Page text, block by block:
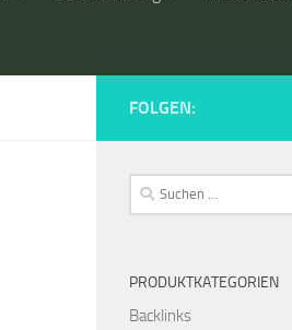
FOLGEN:
Suchen
nach:
PRODUKTKATEGORIEN
Backlinks